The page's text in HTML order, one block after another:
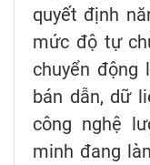
quyết định
mức độ tự
chuyển động
bán dẫn, dữ
công nghệ
minh đang